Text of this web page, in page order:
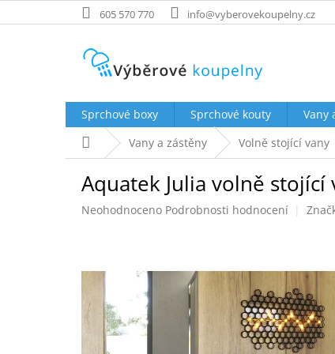
na
605 570 770 info@vyberovekoupelny.cz
Sprchové boxy Sprchové kouty Vany
Domů Vany a zástěny Volně stojící vany
Aquatek Julia volně
Průměrné
0,0
hvězdiček.
Neohodnoceno Podrobnosti hodnocení